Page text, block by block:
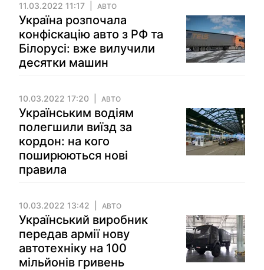
11.03.2022 11:17 АВТО
Україна розпочала
конфіскацію авто з РФ та
Білорусі: вже вилучили
десятки машин
10.03.2022 17:20 АВТО
Українським водіям
полегшили виїзд за
кордон: на кого
поширюються нові
правила
10.03.2022 13:42 АВТО
Український виробник
передав армії нову
автотехніку на 100
мільйонів гривень